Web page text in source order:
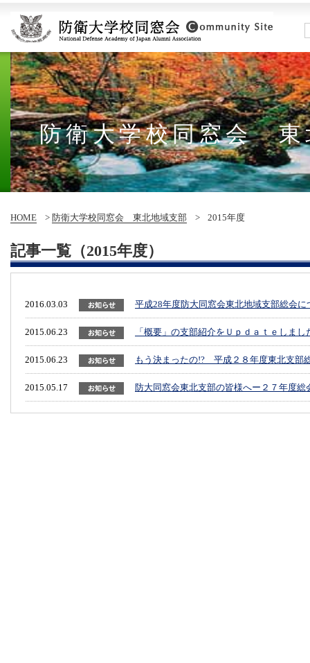
防衛大学校同窓会 東
HOME > 防衛大学校同窓会 東北地域支部 > 2015年度
記事一覧（2015年度）
2016.03.03 平成28年度防大同窓会東北地域支部総会に
2015.06.23 「概要」の支部紹介をＵｐｄａｔｅしまし
2015.06.23 もう決まったの!? 平成２８年度東北支部
2015.05.17 防大同窓会東北支部の皆様へー２７年度